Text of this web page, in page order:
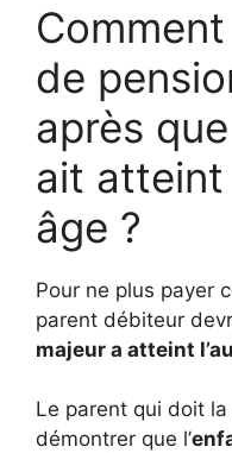
de
après
ait
âge ?
Pour ne plus payer
parent débiteur
majeur a atteint
Le parent qui doit
démontrer que l’